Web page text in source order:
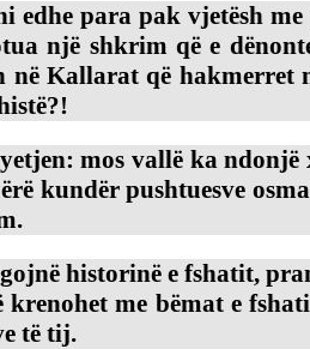
edhe para pak vjetësh
një shkrim që e
në Kallarat që
mos vallë ka
kundër pushtuesve
historinë e fshatit,
me bëmat e
të tij.